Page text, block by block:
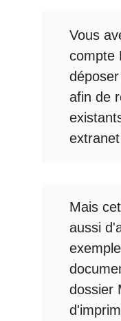
Vous
compte
afin de
Mais cet
aussi
dossier